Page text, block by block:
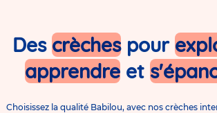
Des crèchespour
apprendreet
Choisissez la qualité Babilou, avec nos crèches